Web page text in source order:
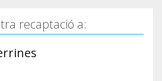
recaptació a: